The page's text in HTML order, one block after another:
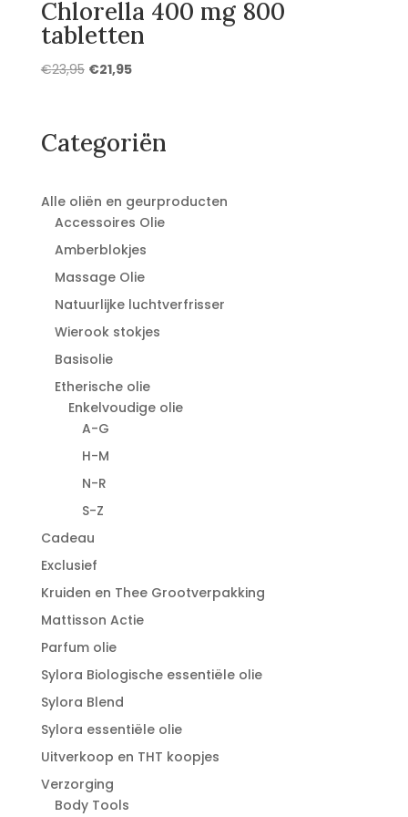
Chlorella 400 mg 800
tabletten
€23,95 Oorspronkelijke
€21,95Huidige
€21,95.
Categoriën
Alle oliën en geurproducten
Accessoires Olie
Amberblokjes
Massage Olie
Natuurlijke luchtverfrisser
Wierook stokjes
Basisolie
Etherische olie
Enkelvoudige olie
A-G
H-M
N-R
S-Z
Cadeau
Exclusief
Kruiden en Thee Grootverpakking
Mattisson Actie
Parfum olie
Sylora Biologische essentiële olie
Sylora Blend
Sylora essentiële olie
Uitverkoop en THT koopjes
Verzorging
Body Tools